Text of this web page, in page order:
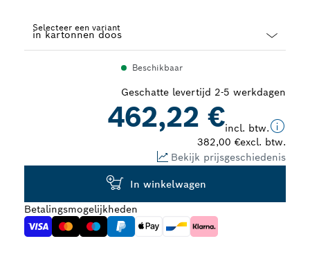
Selecteer een variant
Beschikbaar
Geschatte levertijd 2-5 werkdagen
462,22 €incl. btw.
382,00 €excl. btw.
Bekijk prijsgeschiedenis
In winkelwagen
Betalingsmogelijkheden